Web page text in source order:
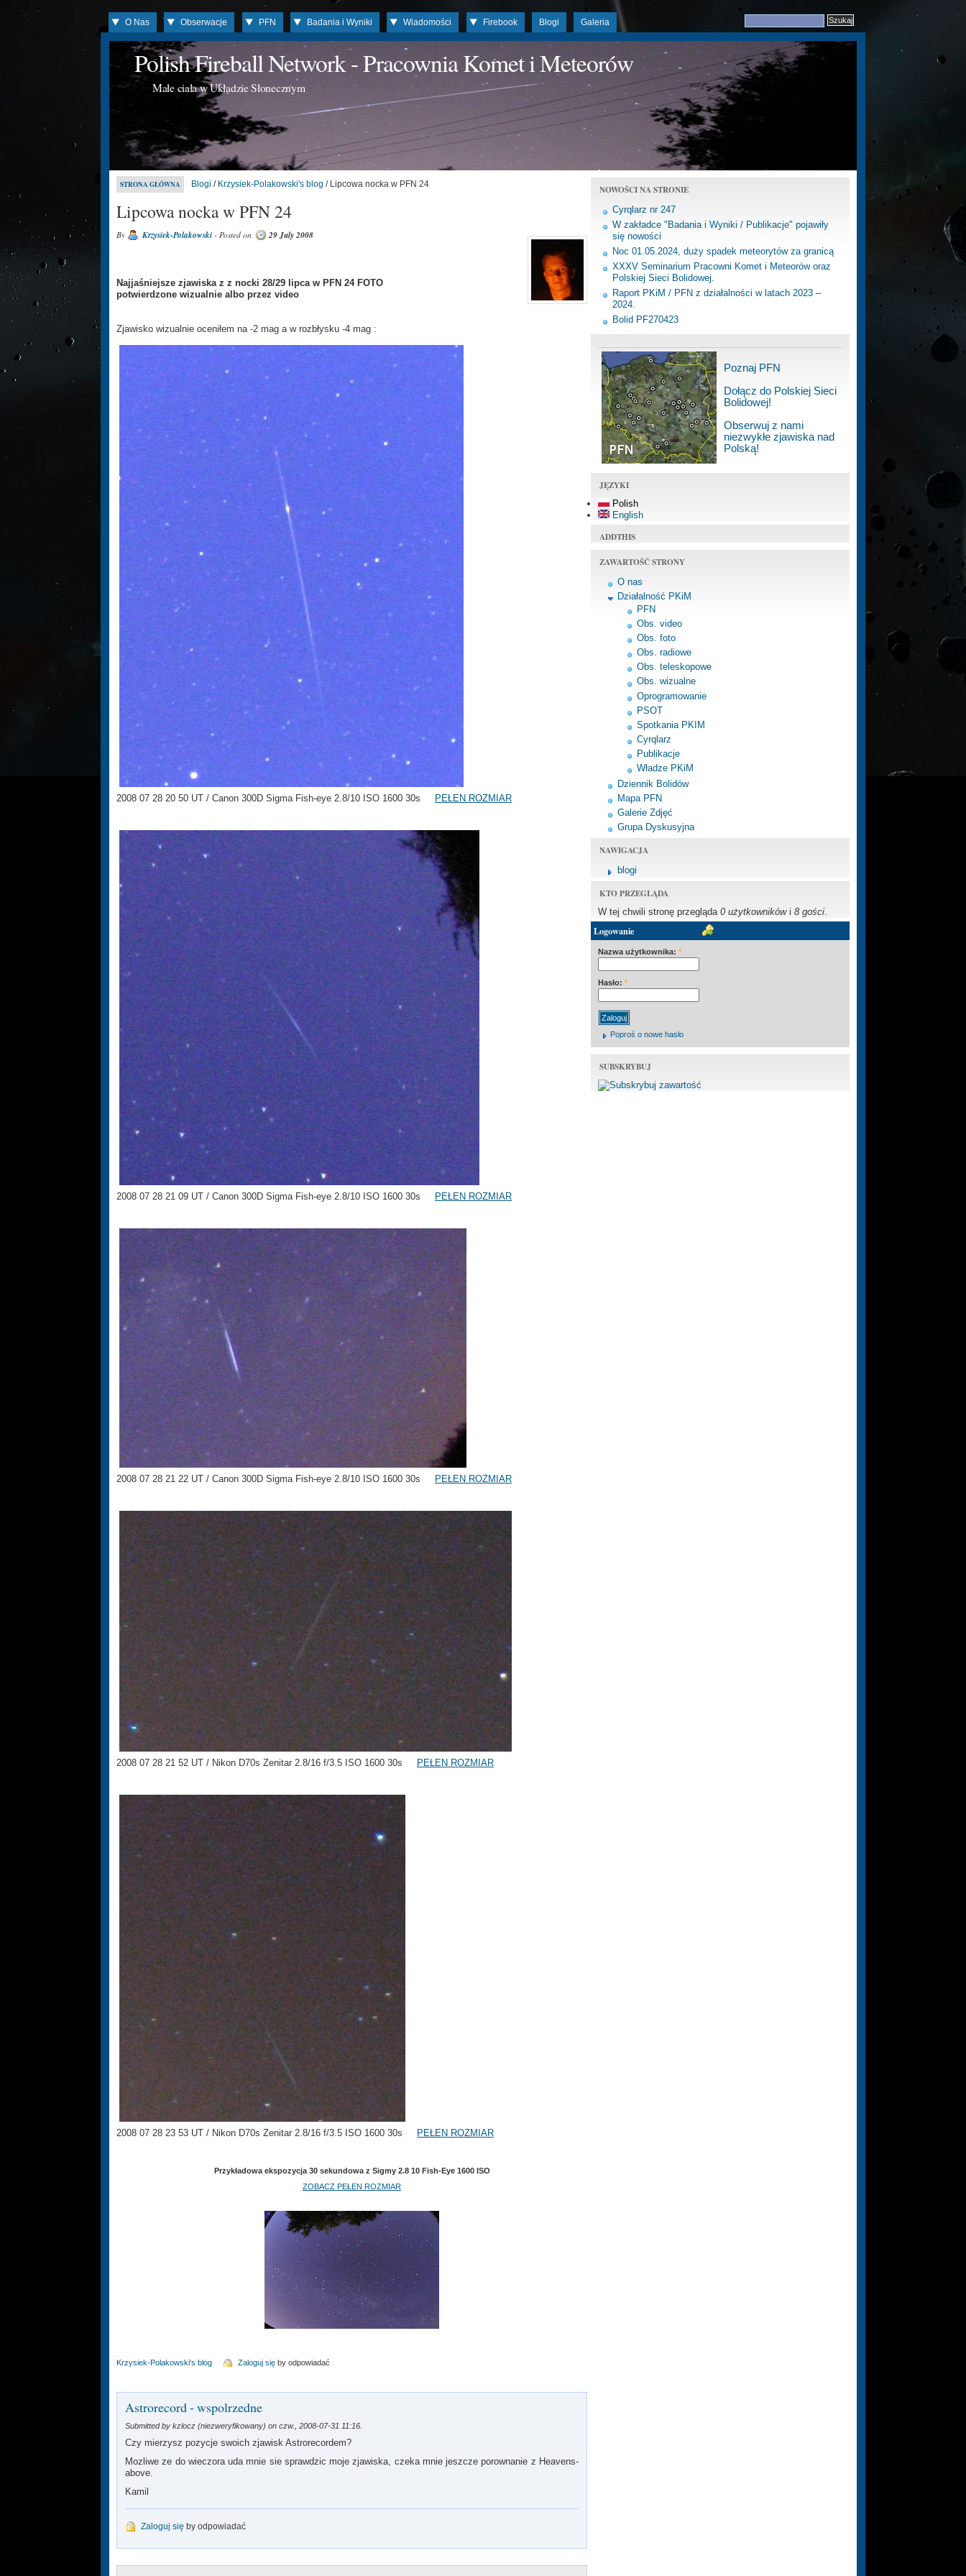
O Nas Obserwacje PFN Badania i Wyniki Wiadomości Firebook Blogi Galeria
Polish Fireball Network - Pracownia Komet i Meteorów
Małe ciała w Układzie Słonecznym
STRONA GŁÓWNA Blogi / Krzysiek-Polakowski's blog / Lipcowa nocka w PFN 24
Lipcowa nocka w PFN 24
By Krzysiek-Polakowski - Posted on 29 July 2008
Najjaśniejsze zjawiska z z nocki 28/29 lipca w PFN 24 FOTO
potwierdzone wizualnie albo przez video
Zjawisko wizualnie oceniłem na -2 mag a w rozbłysku -4 mag :
2008 07 28 20 50 UT / Canon 300D Sigma Fish-eye 2.8/10 ISO 1600 30s PEŁEN ROZMIAR
2008 07 28 21 09 UT / Canon 300D Sigma Fish-eye 2.8/10 ISO 1600 30s PEŁEN ROZMIAR
2008 07 28 21 22 UT / Canon 300D Sigma Fish-eye 2.8/10 ISO 1600 30s PEŁEN ROZMIAR
2008 07 28 21 52 UT / Nikon D70s Zenitar 2.8/16 f/3.5 ISO 1600 30s PEŁEN ROZMIAR
2008 07 28 23 53 UT / Nikon D70s Zenitar 2.8/16 f/3.5 ISO 1600 30s PEŁEN ROZMIAR
Przykładowa ekspozycja 30 sekundowa z Sigmy 2.8 10 Fish-Eye 1600 ISO
ZOBACZ PEŁEN ROZMIAR
Krzysiek-Polakowski's blog Zaloguj się by odpowiadać
Astrorecord - wspolrzedne
Submitted by kzlocz (niezweryfikowany) on czw., 2008-07-31 11:16.
Czy mierzysz pozycje swoich zjawisk Astrorecordem?
Mozliwe ze do wieczora uda mnie sie sprawdzic moje zjawiska, czeka mnie jeszcze porownanie z Heavens-
above.
Kamil
Zaloguj się by odpowiadać
NOWOŚCI NA STRONIE
Cyrqlarz nr 247
W zakładce "Badania i Wyniki / Publikacje" pojawiły
się nowości
Noc 01.05.2024, duży spadek meteorytów za granicą
XXXV Seminarium Pracowni Komet i Meteorów oraz
Polskiej Sieci Bolidowej.
Raport PKiM / PFN z działalności w latach 2023 –
2024.
Bolid PF270423
Poznaj PFN
Dołącz do Polskiej Sieci
Bolidowej!
Obserwuj z nami
niezwykłe zjawiska nad
Polską!
JĘZYKI
Polish
English
ADDTHIS
ZAWARTOŚĆ STRONY
O nas
Działalność PKiM
PFN
Obs. video
Obs. foto
Obs. radiowe
Obs. teleskopowe
Obs. wizualne
Oprogramowanie
PSOT
Spotkania PKIM
Cyrqlarz
Publikacje
Władze PKiM
Dziennik Bolidów
Mapa PFN
Galerie Zdjęć
Grupa Dyskusyjna
NAWIGACJA
blogi
KTO PRZEGLĄDA
W tej chwili stronę przegląda 0 użytkownikówi 8 gości
Logowanie
Nazwa użytkownika: *
Hasło: *
Poproś o nowe hasło
SUBSKRYBUJ